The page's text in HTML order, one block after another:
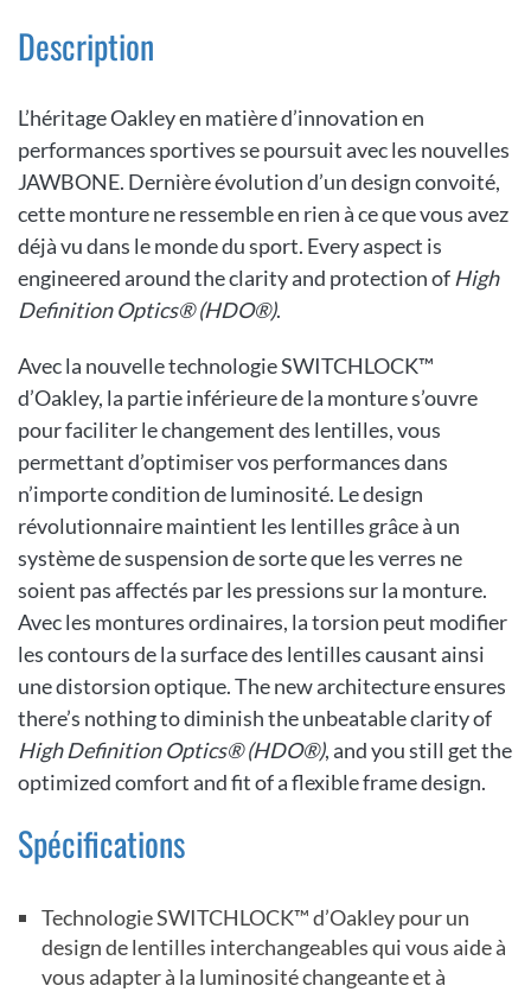
Description
L’héritage Oakley en matière d’innovation en
performances sportives se poursuit avec les nouvelles
JAWBONE. Dernière évolution d’un design convoité,
cette monture ne ressemble en rien à ce que vous avez
déjà vu dans le monde du sport. Every aspect is
engineered around the clarity and protection of High
Definition Optics® (HDO®).
Avec la nouvelle technologie SWITCHLOCK™
d’Oakley, la partie inférieure de la monture s’ouvre
pour faciliter le changement des lentilles, vous
permettant d’optimiser vos performances dans
n’importe condition de luminosité. Le design
révolutionnaire maintient les lentilles grâce à un
système de suspension de sorte que les verres ne
soient pas affectés par les pressions sur la monture.
Avec les montures ordinaires, la torsion peut modifier
les contours de la surface des lentilles causant ainsi
une distorsion optique. The new architecture ensures
there’s nothing to diminish the unbeatable clarity of
High Definition Optics® (HDO®), and you still get the
optimized comfort and fit of a flexible frame design.
Spécifications
Technologie SWITCHLOCK™ d’Oakley pour un
design de lentilles interchangeables qui vous aide à
vous adapter à la luminosité changeante et à